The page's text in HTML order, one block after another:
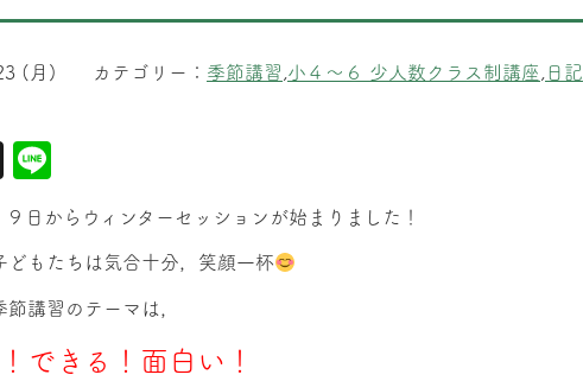
(月) カテゴリー： 季節講習 小４～６ 少人数クラス制講座 日記
X
９日からウィンターセッションが始まりました！
どもたちは気合十分，笑顔一杯
節講習のテーマは，
できる！面白い！